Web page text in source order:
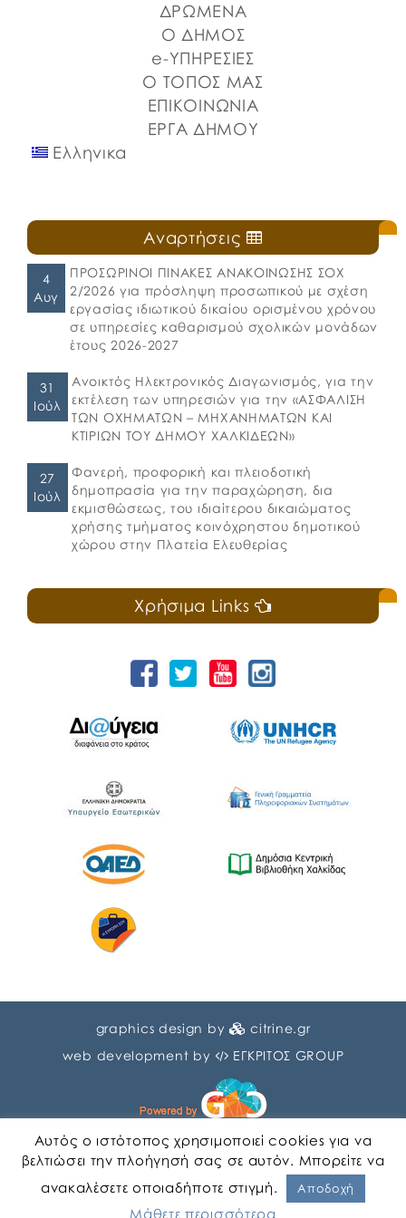
⚓️Η επίσημη έναρξη πραγματοποιήθηκε με την
ΔΡΩΜΕΝΑ
Ο ΔΗΜΟΣ
e-ΥΠΗΡΕΣΙΕΣ
Ο ΤΟΠΟΣ ΜΑΣ
ΕΠΙΚΟΙΝΩΝΙΑ
ΕΡΓΑ ΔΗΜΟΥ
Ελληνικα
Αναρτήσεις
4
Αυγ
ΠΡΟΣΩΡΙΝΟΙ ΠΙΝΑΚΕΣ ΑΝΑΚΟΙΝΩΣΗΣ ΣΟΧ
2/2026 για πρόσληψη προσωπικού με σχέση
εργασίας ιδιωτικού δικαίου ορισμένου χρόνου
σε υπηρεσίες καθαρισμού σχολικών μονάδων
έτους 2026-2027
31
Ιούλ
Ανοικτός Ηλεκτρονικός Διαγωνισμός, για την
εκτέλεση των υπηρεσιών για την «ΑΣΦΑΛΙΣΗ
ΤΩΝ ΟΧΗΜΑΤΩΝ – ΜΗΧΑΝΗΜΑΤΩΝ ΚΑΙ
ΚΤΙΡΙΩΝ ΤΟΥ ΔΗΜΟΥ ΧΑΛΚΙΔΕΩΝ»
27
Ιούλ
Φανερή, προφορική και πλειοδοτική
δημοπρασία για την παραχώρηση, δια
εκμισθώσεως, του ιδιαίτερου δικαιώματος
χρήσης τμήματος κοινόχρηστου δημοτικού
χώρου στην Πλατεία Ελευθερίας
Χρήσιμα Links
graphics design by
citrine.gr
web development by
ΕΓΚΡΙΤΟΣ GROUP
Αυτός ο ιστότοπος χρησιμοποιεί cookies για να
βελτιώσει την πλοήγησή σας σε αυτόν. Μπορείτε να
ανακαλέσετε οποιαδήποτε στιγμή.
Αποδοχή
Μάθετε περισσότερα
Αγγλικα Ελληνικα